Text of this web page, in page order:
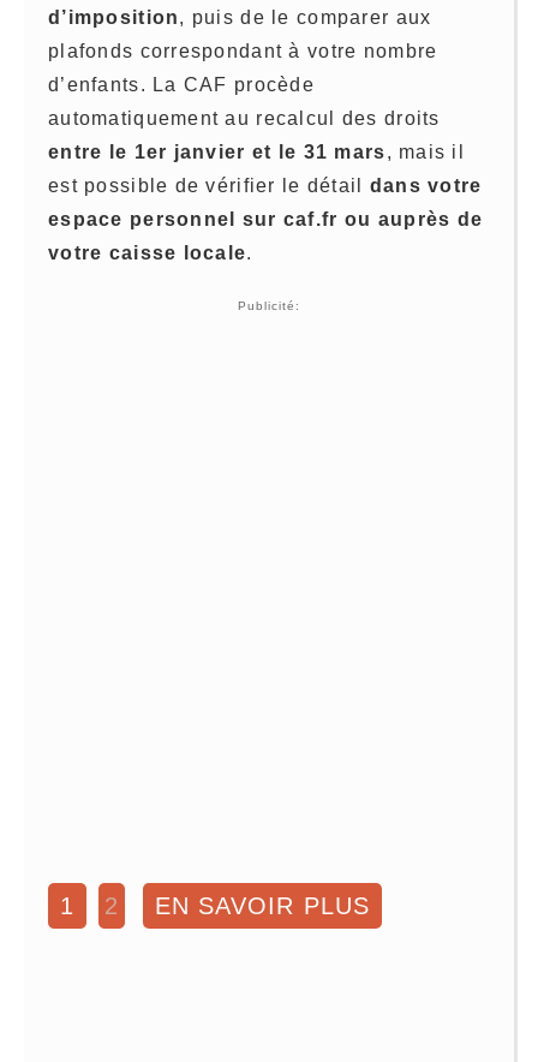
d’imposition, puis de le comparer aux
plafonds correspondant à votre nombre
d’enfants. La CAF procède
automatiquement au recalcul des droits
entre le 1er janvier et le 31 mars, mais il
est possible de vérifier le détail dans votre
espace personnel sur caf.fr ou auprès de
votre caisse locale.
Publicité:
1 2 EN SAVOIR PLUS